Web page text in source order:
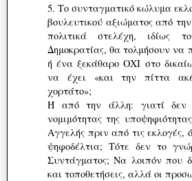
5. Το συνταγματικό κώλυμα
βουλευτικού αξιώματος από
πολιτικά στελέχη, ιδίως
Δημοκρατίας, θα τολμήσουν να
ή ένα ξεκάθαρο ΟΧΙ στο
να έχει «και την πίττα
χορτάτο»;
Ή από την άλλη: γιατί δεν
νομιμότητας της
Αγγελής πριν από τις εκλογές,
ψηφοδέλτια; Τότε δεν το
Συντάγματος; Να λοιπόν που
και τοποθετήσεις, αλλά οι